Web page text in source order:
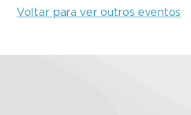
Voltar para ver outros eventos